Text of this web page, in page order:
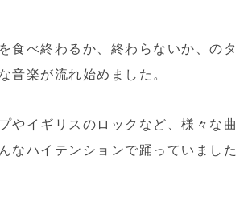
食べ終わるか、終わらないか、のタ
音楽が流れ始めました。
やイギリスのロックなど、様々な曲
なハイテンションで踊っていました